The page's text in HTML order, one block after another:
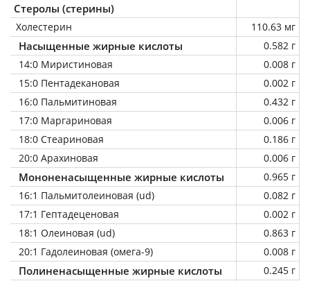
Стеролы (стерины)
Холестерин 110.63 мг
Насыщенные жирные кислоты
0.582 г
14:0 Миристиновая
0.008 г
15:0 Пентадекановая
0.002 г
16:0 Пальмитиновая
0.432 г
17:0 Маргариновая
0.006 г
18:0 Стеариновая
0.186 г
20:0 Арахиновая
0.006 г
Мононенасыщенные жирные кислоты
0.965 г
16:1 Пальмитолеиновая (ud)
0.082 г
17:1 Гептадеценовая
0.002 г
18:1 Олеиновая (ud)
0.863 г
20:1 Гадолеиновая (омега-9)
0.008 г
Полиненасыщенные жирные кислоты
0.245 г